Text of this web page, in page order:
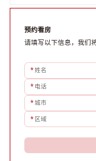
款。选址是综合
预约看房
请填写以下信息，我们
*姓名
* 电话
*城市
* 区域